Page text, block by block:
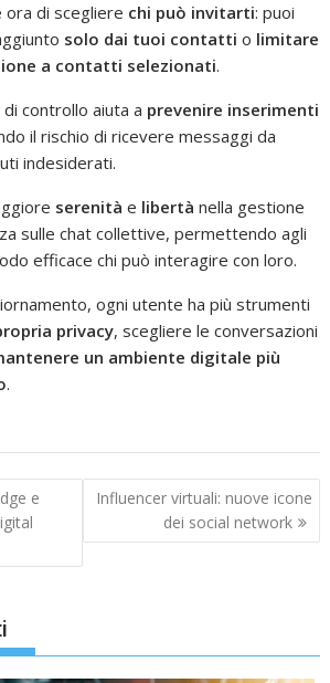
di scegliere chi può invitarti: puoi
solo dai tuoi contatti o limitare
a contatti selezionati.
controllo aiuta a prevenire inserimenti
il rischio di ricevere messaggi da
indesiderati.
serenità e libertà nella gestione
sulle chat collettive, permettendo agli
efficace chi può interagire con loro.
ogni utente ha più strumenti
privacy, scegliere le conversazioni
un ambiente digitale più
.
e
Influencer virtuali: nuove icone
dei social network